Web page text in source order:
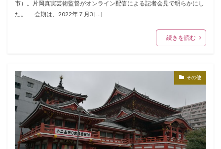
市）。片岡真実芸術監督がオンライン配信による記者会見で明らかにし
た。 会期は、2022年７月3 […]
続きを読む
その他